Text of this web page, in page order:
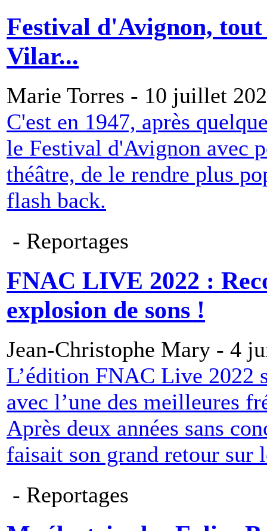
Festival d'Avignon, tout
Vilar...
Marie Torres - 10 juillet
C'est en 1947, après
le Festival d'Avignon avec
théâtre, de le rendre plus
flash back.
- Reportages
FNAC LIVE 2022 :
explosion de sons !
Jean-Christophe Mary - 4
L’édition FNAC Live 2022
avec l’une des meilleures
Après deux années sans
faisait son grand retour sur
- Reportages